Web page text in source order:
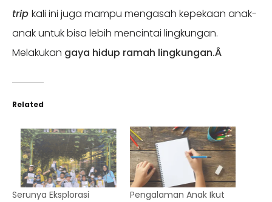
trip kali ini juga mampu mengasah kepekaan anak-
anak untuk bisa lebih mencintai lingkungan.
Melakukan gaya hidup ramah lingkungan.Â
Related
Serunya Eksplorasi
Pengalaman Anak Ikut